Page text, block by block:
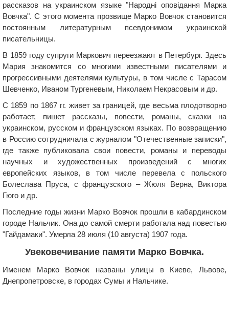
рассказов на украинском языке "Народнi оповiдання Марка
Вовчка". С этого момента прозвище Марко Вовчок становится
постоянным литературным псевдонимом украинской
писательницы.
В 1859 году супруги Маркович переезжают в Петербург. Здесь
Мария знакомится со многими известными писателями и
прогрессивными деятелями культуры, в том числе с Тарасом
Шевченко, Иваном Тургеневым, Николаем Некрасовым и др.
С 1859 по 1867 гг. живет за границей, где весьма плодотворно
работает, пишет рассказы, повести, романы, сказки на
украинском, русском и французском языках. По возвращению
в Россию сотрудничала с журналом "Отечественные записки",
где также публиковала свои повести, романы и переводы
научных и художественных произведений с многих
европейских языков, в том числе перевела с польского
Болеслава Пруса, с французского – Жюля Верна, Виктора
Гюго и др.
Последние годы жизни Марко Вовчок прошли в кабардинском
городе Нальчик. Она до самой смерти работала над повестью
"Гайдамаки". Умерла 28 июля (10 августа) 1907 года.
Увековечивание памяти Марко Вовчка.
Именем Марко Вовчок названы улицы в Киеве, Львове,
Днепропетровске, в городах Сумы и Нальчике.